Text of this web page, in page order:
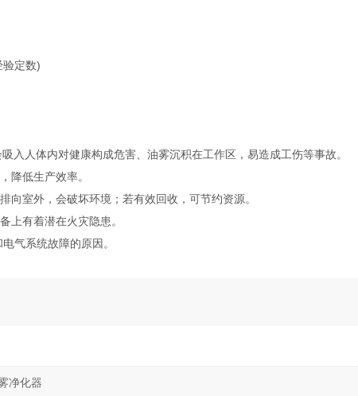
定数)
入人体内对健康构成危害、油雾沉积在工作区，易造成工伤等事故。
降低生产效率。
室外，会破坏环境；若有效回收，可节约资源。
上有着潜在火灾隐患。
气系统故障的原因。